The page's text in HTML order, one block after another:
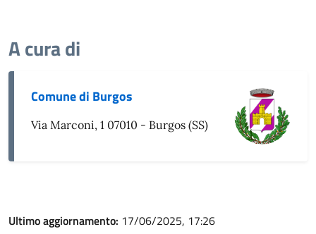
A cura di
Comune di Burgos
Via Marconi, 1 07010 - Burgos (SS)
Ultimo aggiornamento: 17/06/2025, 17:26